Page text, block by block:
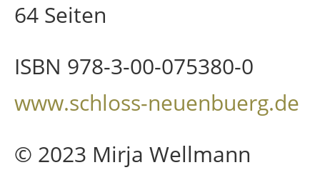
64 Seiten
ISBN 978-3-00-075380-0
www.schloss-neuenbuerg.de
© 2023 Mirja Wellmann